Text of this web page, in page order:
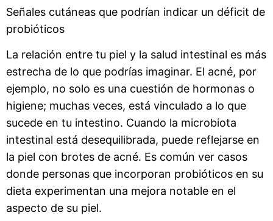
Señales cutáneas que podrían indicar un déficit de
probióticos
La relación entre tu piel y la salud intestinal es más
estrecha de lo que podrías imaginar. El acné, por
ejemplo, no solo es una cuestión de hormonas o
higiene; muchas veces, está vinculado a lo que
sucede en tu intestino. Cuando la microbiota
intestinal está desequilibrada, puede reflejarse en
la piel con brotes de acné. Es común ver casos
donde personas que incorporan probióticos en su
dieta experimentan una mejora notable en el
aspecto de su piel.